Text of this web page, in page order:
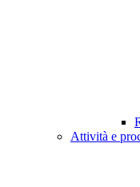
Attività e